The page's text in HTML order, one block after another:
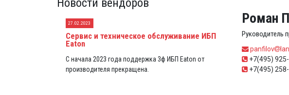
27.02.2023
Сервис и техническое обслуживание ИБП
Eaton
С начала 2023 года поддержка 3ф ИБП Eaton от
производителя прекращена.
Роман
Руководитель
panfilov
+7(495)
+7(495)